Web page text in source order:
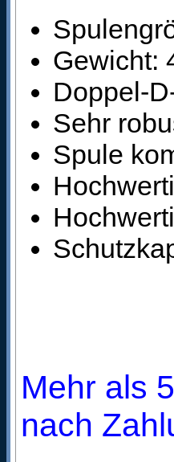
Gewicht:
Doppel-
Sehr
Spule
Mehr als
nach